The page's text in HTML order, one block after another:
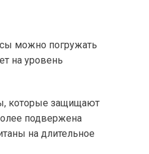
можно погружать
на уровень
которые защищают
подвержена
на длительное